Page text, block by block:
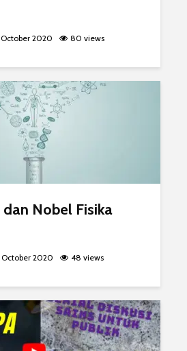
October 2020 80 views
Nobel Fisika
October 2020 48 views